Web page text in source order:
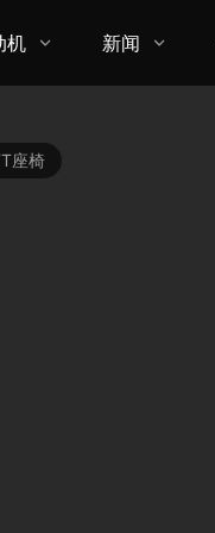
机  新闻 
座椅